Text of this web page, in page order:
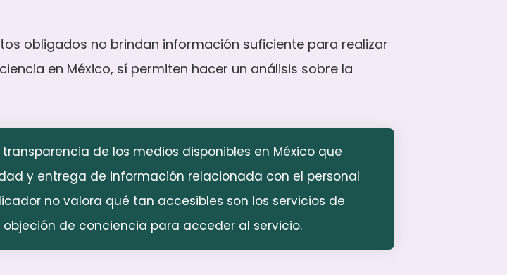
obligados no brindan información suficiente para realizar
en México, sí permiten hacer un análisis sobre la
de los medios disponibles en México que
y entrega de información relacionada con el personal
no valora qué tan accesibles son los servicios de
de conciencia para acceder al servicio.